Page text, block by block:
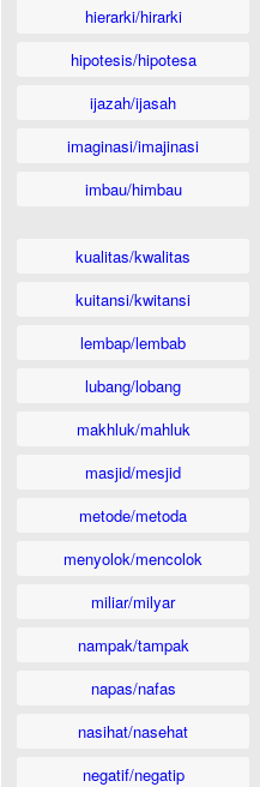
hierarki/hirarki
hipotesis/hipotesa
ijazah/ijasah
imaginasi/imajinasi
imbau/himbau
kualitas/kwalitas
kuitansi/kwitansi
lembap/lembab
lubang/lobang
makhluk/mahluk
masjid/mesjid
metode/metoda
menyolok/mencolok
miliar/milyar
nampak/tampak
napas/nafas
nasihat/nasehat
negatif/negatip